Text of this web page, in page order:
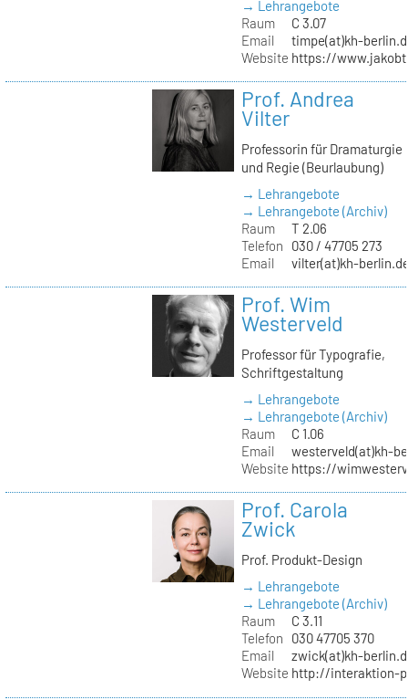
→ Lehrangebote
Raum
C 3.07
Email
timpe(at)kh-
Website https://
Prof. Andrea
Vilter
Professorin für Dramaturgie
und Regie (Beurlaubung)
→ Lehrangebote
→ Lehrangebote (Archiv)
Raum
T 2.06
Telefon
030 / 47705 273
Email
vilter(at)kh-
Prof. Wim
Westerveld
Professor für Typografie,
Schriftgestaltung
→ Lehrangebote
→ Lehrangebote (Archiv)
Raum
C 1.06
Email
westerveld(at)kh-
Website https://
Prof. Carola
Zwick
Prof. Produkt-Design
→ Lehrangebote
→ Lehrangebote (Archiv)
Raum
C 3.11
Telefon
030 47705 370
Email
zwick(at)kh-
Website http://interaktion-